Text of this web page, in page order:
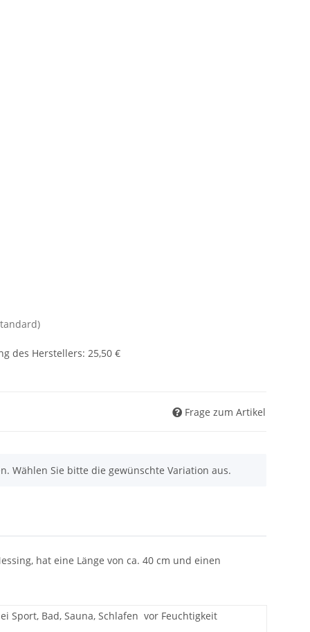
des Herstellers: 25,50 €
Frage zum Artikel
Wählen Sie bitte die gewünschte Variation aus.
hat eine Länge von ca. 40 cm und einen
Sport, Bad, Sauna, Schlafen vor Feuchtigkeit